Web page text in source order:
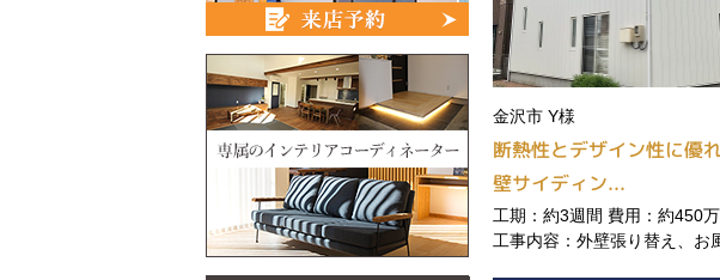
金沢市 Y様
断熱性とデザイン性に優
壁サイディン...
工期：約3週間 費用：約450万
工事内容：外壁張り替え、お